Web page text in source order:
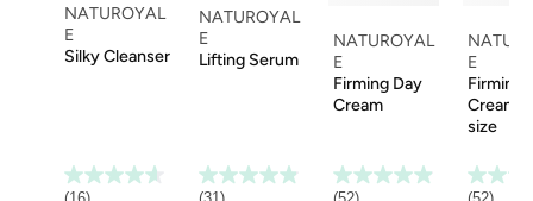
NATUROYAL
E
Silky Cleanser
NATUROYAL
E
Lifting Serum
NATUROYAL
E
Firming Day
Cream
E
Firming
Cream
size